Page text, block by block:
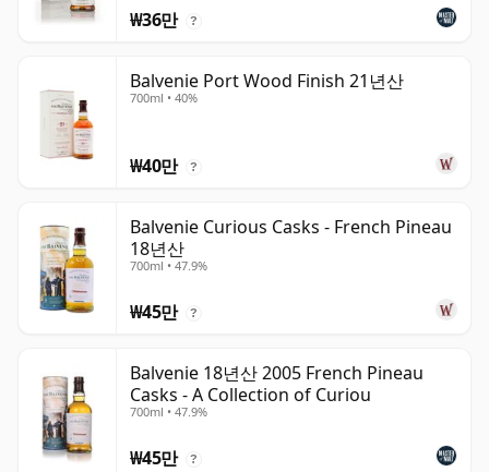
₩36만 ?
Balvenie Port Wood Finish 21년산
700ml • 40%
₩40만 ?
Balvenie Curious Casks - French Pineau
18년산
700ml • 47.9%
₩45만 ?
Balvenie 18년산 2005 French Pineau
Casks - A Collection of Curiou
700ml • 47.9%
₩45만 ?